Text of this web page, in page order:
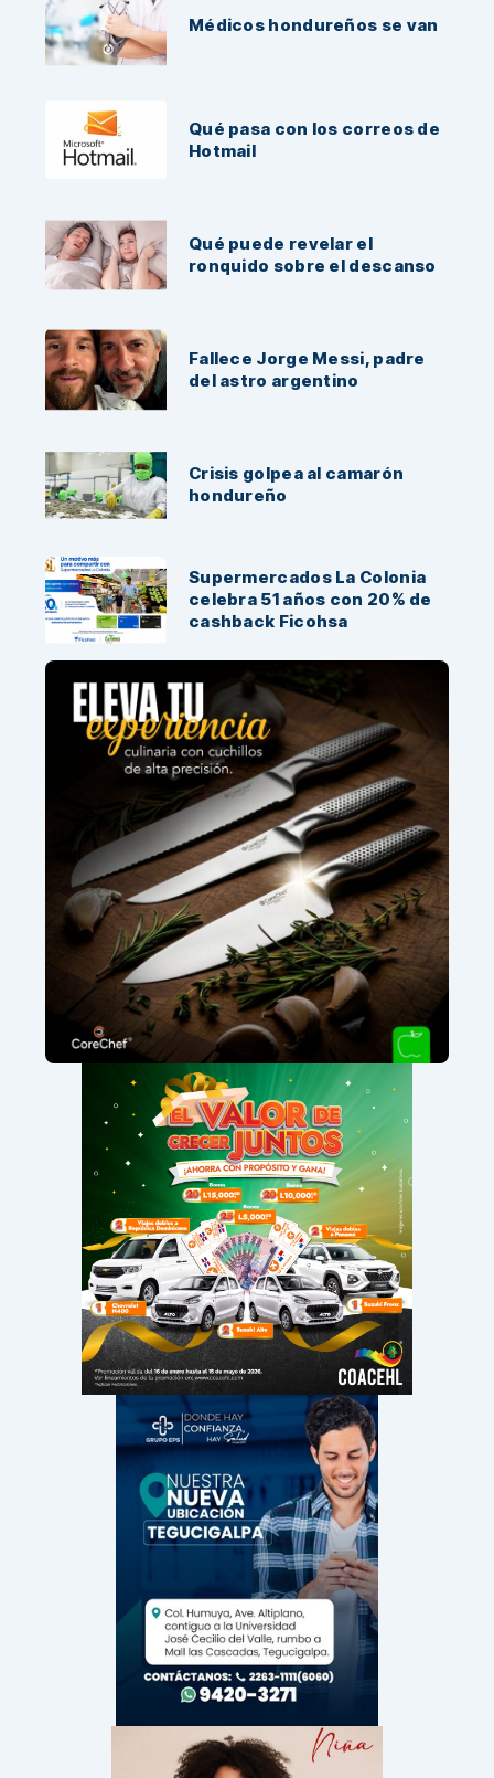
Médicos hondureños se van
Qué pasa con los correos de
Hotmail
Qué puede revelar el
ronquido sobre el descanso
Fallece Jorge Messi, padre
del astro argentino
Crisis golpea al camarón
hondureño
Supermercados La Colonia
celebra 51 años con 20% de
cashback Ficohsa